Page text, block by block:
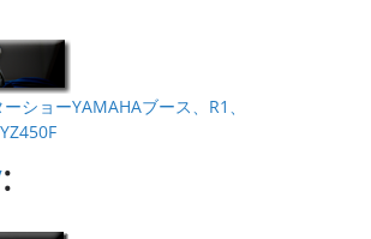
ショーYAMAHAブース、R1、
: